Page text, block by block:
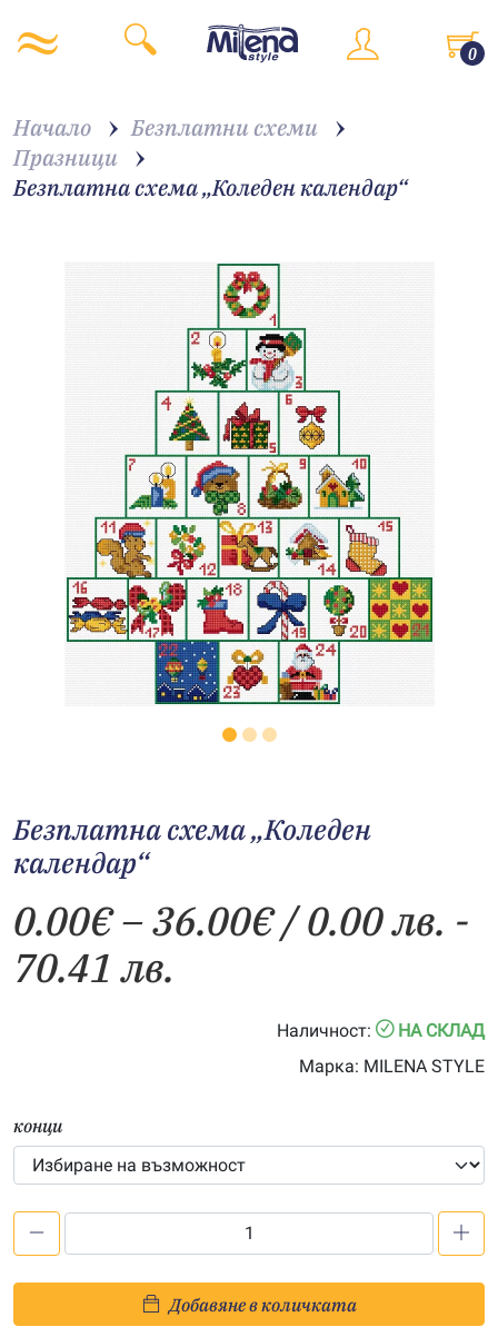
0
Начало
Безплатни схеми
Празници
Безплатна схема „Коледен календар“
Безплатна схема „Коледен
календар“
0.00€–36.00€Price
0.00€
through
/ 0.00 лв. -
70.41 лв.
Наличност:
НА СКЛАД
Марка: MILENA STYLE
конци
Добавяне в количката